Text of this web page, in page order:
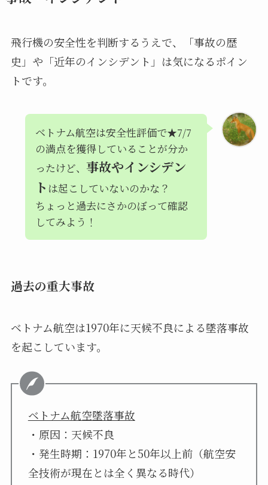
飛行機の安全性を判断するうえで、「事故の歴
史」や「近年のインシデント」は気になるポイン
トです。
ベトナム航空は安全性評価で★7/7
の満点を獲得していることが分か
ったけど、 事故やインシデン
ト は起こしていないのかな？
ちょっと過去にさかのぼって確認
してみよう！
過去の重大事故
ベトナム航空は1970年に天候不良による墜落事故
を起こしています。
ベトナム航空墜落事故
・原因：天候不良
・発生時期：1970年と50年以上前（航空安
全技術が現在とは全く異なる時代）